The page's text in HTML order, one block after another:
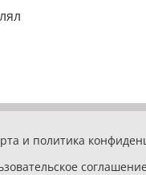
и политика
соглашение